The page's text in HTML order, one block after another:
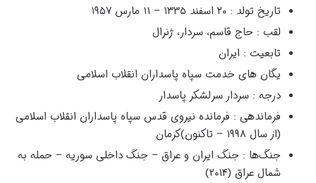
تاریخ تولد : ‎۲۰ اسفند ۱۳۳۵ – ۱۱ مارس ۱۹۵۷
لقب : حاج قاسم، سردار، ژنرال
تابعیت : ایران
یگان های خدمت سپاه پاسداران انقلاب اسلامی
درجه : سردار سرلشکر پاسدار
فرماندهی : فرمانده نیروی قدس سپاه پاسداران انقلاب اسلامی
(از سال ۱۹۹۸ – تاکنون)کرمان
جنگ‌ها : جنگ ایران و عراق – جنگ داخلی سوریه – حمله به
شمال عراق (۲۰۱۴)